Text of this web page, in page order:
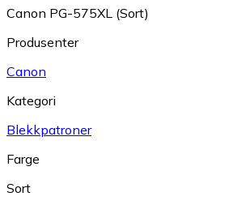
Canon PG-575XL (Sort)
Produsenter
Canon
Kategori
Blekkpatroner
Farge
Sort